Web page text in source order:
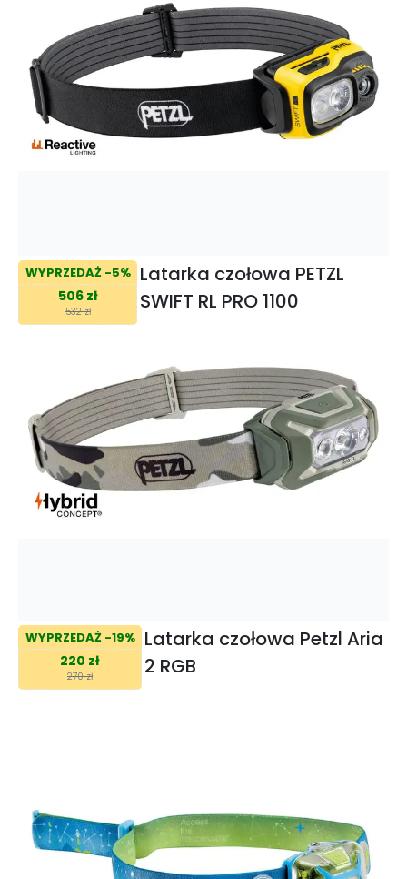
WYPRZEDAŻ -5%
506 zł
532 zł
Latarka czołowa PETZL
SWIFT RL PRO 1100
WYPRZEDAŻ -19%
220 zł
270 zł
Latarka czołowa Petzl Aria
2 RGB